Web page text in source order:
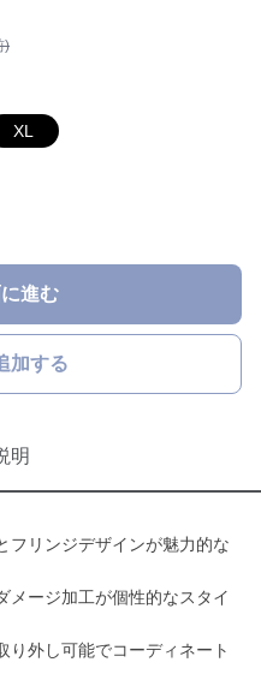
)
XL
進む
加する
明
フリンジデザインが魅力的な
メージ加工が個性的なスタイ
り外し可能でコーディネート